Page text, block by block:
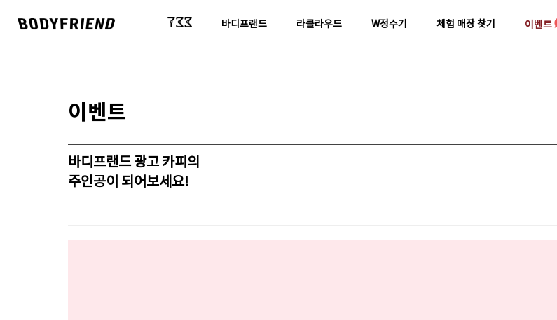
바디프랜드 라클라우드 W정수기 체험 매장 찾기 이벤트
이벤트
바디프랜드 광고 카피의
주인공이 되어보세요!